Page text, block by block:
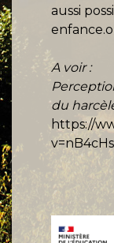
aussi
A voir :
du
https://